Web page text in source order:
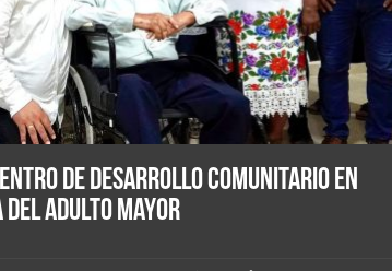
de Desarrollo Comunitario en
del Adulto Mayor